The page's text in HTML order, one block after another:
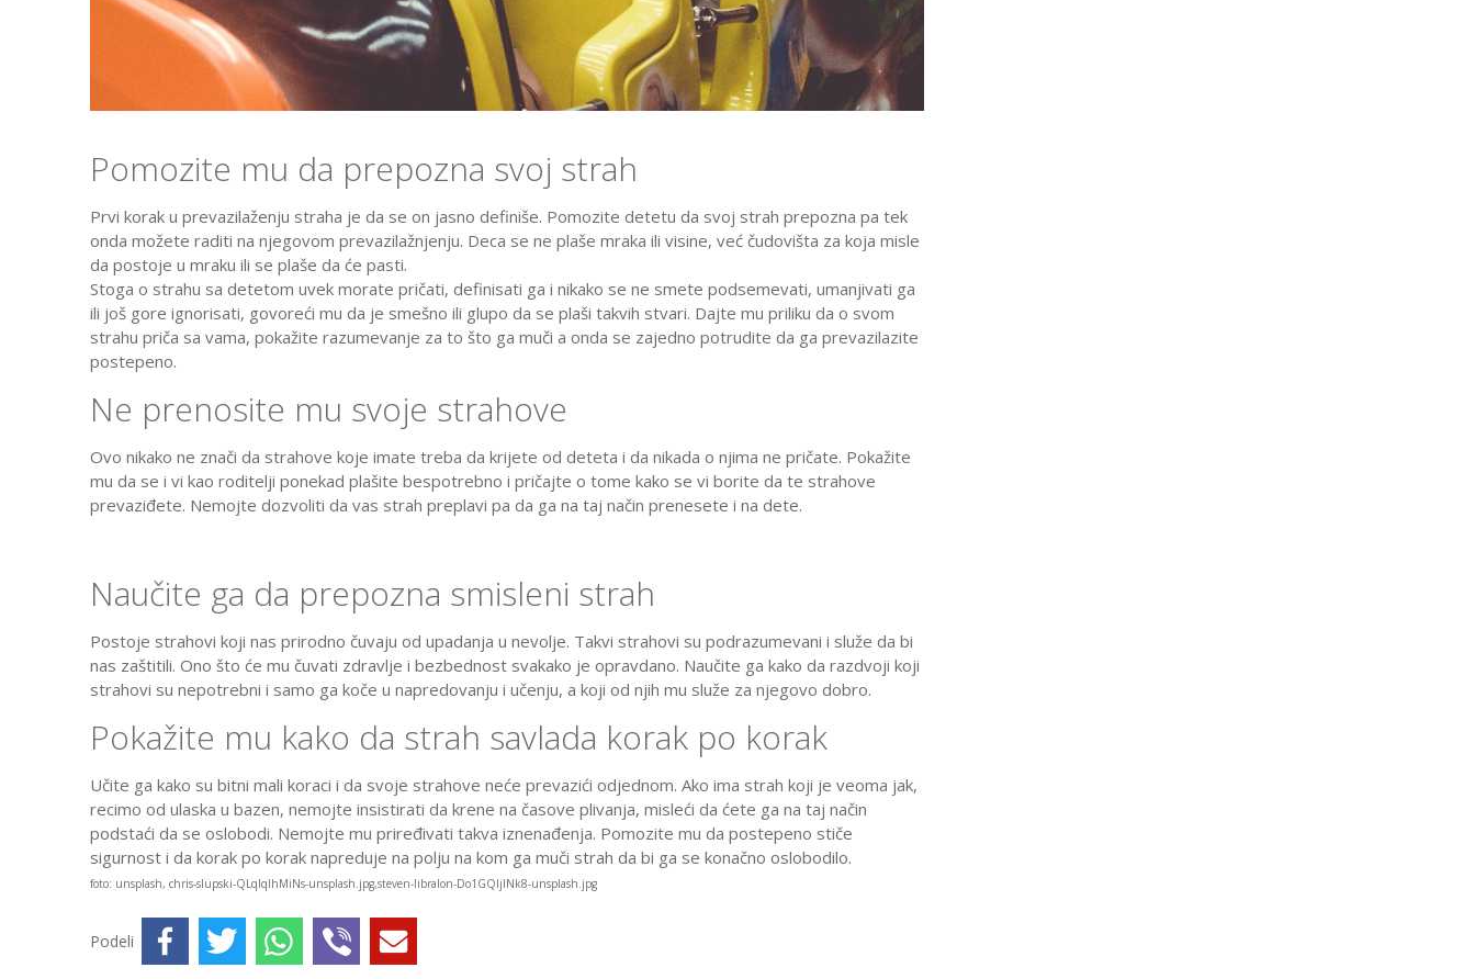
Pomozite mu da prepozna svoj strah
Prvi korak u prevazilaženju straha je da se on jasno definiše. Pomozite detetu da svoj strah prepozna pa tek
onda možete raditi na njegovom prevazilažnjenju. Deca se ne plaše mraka ili visine, već čudovišta za koja misle
da postoje u mraku ili se plaše da će pasti.
Stoga o strahu sa detetom uvek morate pričati, definisati ga i nikako se ne smete podsemevati, umanjivati ga
ili još gore ignorisati, govoreći mu da je smešno ili glupo da se plaši takvih stvari. Dajte mu priliku da o svom
strahu priča sa vama, pokažite razumevanje za to što ga muči a onda se zajedno potrudite da ga prevazilazite
postepeno.
Ne prenosite mu svoje strahove
Ovo nikako ne znači da strahove koje imate treba da krijete od deteta i da nikada o njima ne pričate. Pokažite
mu da se i vi kao roditelji ponekad plašite bespotrebno i pričajte o tome kako se vi borite da te strahove
prevaziđete. Nemojte dozvoliti da vas strah preplavi pa da ga na taj način prenesete i na dete.
Naučite ga da prepozna smisleni strah
Postoje strahovi koji nas prirodno čuvaju od upadanja u nevolje. Takvi strahovi su podrazumevani i služe da bi
nas zaštitili. Ono što će mu čuvati zdravlje i bezbednost svakako je opravdano. Naučite ga kako da razdvoji koji
strahovi su nepotrebni i samo ga koče u napredovanju i učenju, a koji od njih mu služe za njegovo dobro.
Pokažite mu kako da strah savlada korak po korak
Učite ga kako su bitni mali koraci i da svoje strahove neće prevazići odjednom. Ako ima strah koji je veoma jak,
recimo od ulaska u bazen, nemojte insistirati da krene na časove plivanja, misleći da ćete ga na taj način
podstaći da se oslobodi. Nemojte mu priređivati takva iznenađenja. Pomozite mu da postepeno stiče
sigurnost i da korak po korak napreduje na polju na kom ga muči strah da bi ga se konačno oslobodilo.
foto: unsplash, chris-slupski-QLqIqIhMiNs-unsplash.jpg,steven-libralon-Do1GQljlNk8-unsplash.jpg
Podeli